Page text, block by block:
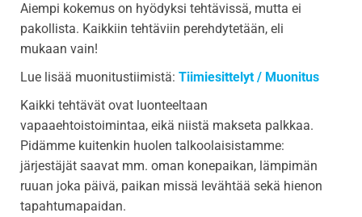
Aiempi kokemus on hyödyksi tehtävissä, mutta ei
pakollista. Kaikkiin tehtäviin perehdytetään, eli
mukaan vain!
Lue lisää muonitustiimistä:Tiimiesittelyt / Muonitus
Kaikki tehtävät ovat luonteeltaan
vapaaehtoistoimintaa, eikä niistä makseta palkkaa.
Pidämme kuitenkin huolen talkoolaisistamme:
järjestäjät saavat mm. oman konepaikan, lämpimän
ruuan joka päivä, paikan missä levähtää sekä hienon
tapahtumapaidan.